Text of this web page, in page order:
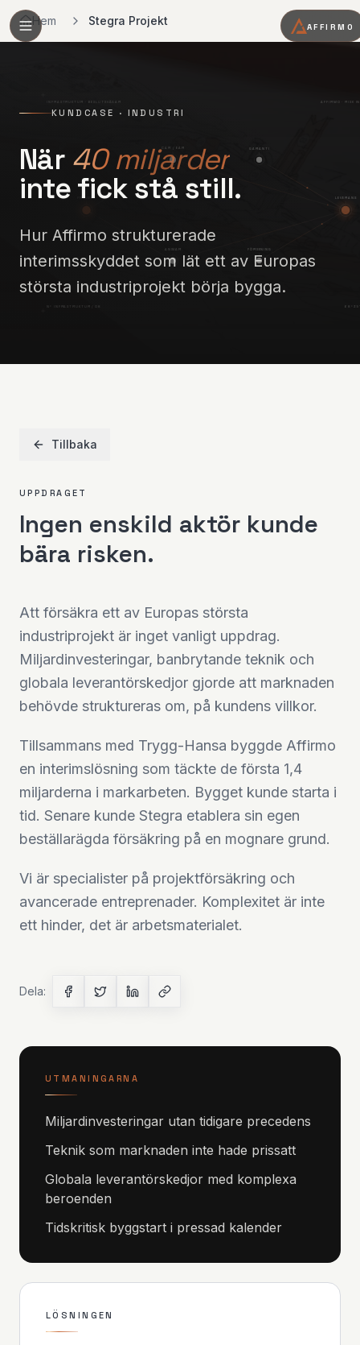
AFFIRMO
Hem Stegra Projekt
PROJEKT
CAR / EAR
ANSVAR
GARANTI
FÖRSENING
LEVERANS
INFRASTRUKTUR · BESLUTSVÄGAR AFFIRMO · RISK
KUNDCASE · INDUSTRI
När 40 miljarder
inte fick stå still.
Hur Affirmo strukturerade
interimsskyddet som lät ett av Europas
största industriprojekt börja bygga.
Tillbaka
UPPDRAGET
Ingen enskild aktör kunde
bära risken.
Att försäkra ett av Europas största
industriprojekt är inget vanligt uppdrag.
Miljardinvesteringar, banbrytande teknik och
globala leverantörskedjor gjorde att marknaden
behövde struktureras om, på kundens villkor.
Tillsammans med Trygg-Hansa byggde Affirmo
en interimslösning som täckte de första 1,4
miljarderna i markarbeten. Bygget kunde starta i
tid. Senare kunde Stegra etablera sin egen
beställarägda försäkring på en mognare grund.
Vi är specialister på projektförsäkring och
avancerade entreprenader. Komplexitet är inte
ett hinder, det är arbetsmaterialet.
Dela:
UTMANINGARNA
Miljardinvesteringar utan tidigare precedens
Teknik som marknaden inte hade prissatt
Globala leverantörskedjor med komplexa
beroenden
Tidskritisk byggstart i pressad kalender
LÖSNINGEN